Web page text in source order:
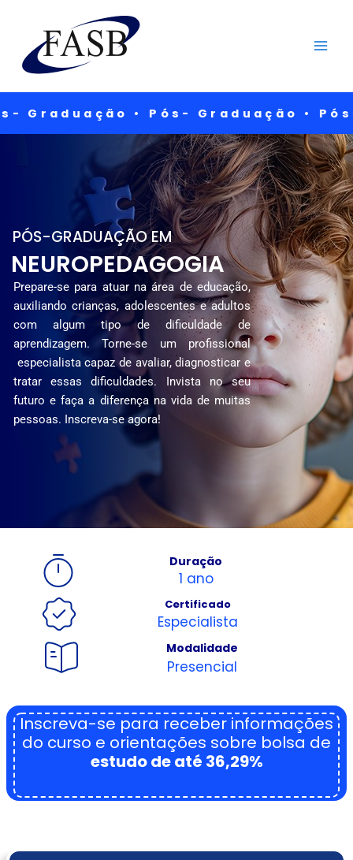
conteúdo
Graduação • Pós- Graduação •
PÓS-GRADUAÇÃO EM
NEUROPEDAGOGIA
Prepare-se para atuar na área de educação,
auxiliando crianças, adolescentes e adultos
com algum tipo de dificuldade de
aprendizagem. Torne-se um profissional
especialista capaz de avaliar, diagnosticar e
tratar essas dificuldades. Invista no seu
futuro e faça a diferença na vida de muitas
pessoas. Inscreva-se agora!
Duração
1 ano
Certificado
Especialista
Modalidade
Presencial
Inscreva-se para receber informações
do curso e orientações sobre bolsa de
estudo de até 36,29%